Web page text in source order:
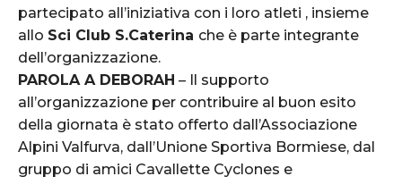
partecipato all’iniziativa con i loro atleti , insieme
allo Sci Club S.Caterina che è parte integrante
dell’organizzazione.
PAROLA A DEBORAH – Il supporto
all’organizzazione per contribuire al buon esito
della giornata è stato offerto dall’Associazione
Alpini Valfurva, dall’Unione Sportiva Bormiese, dal
gruppo di amici Cavallette Cyclones e